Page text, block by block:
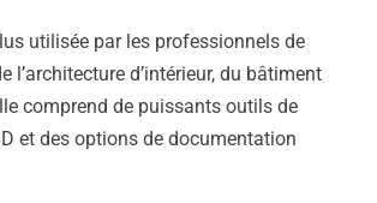
utilisée par les professionnels de
l’architecture d’intérieur, du bâtiment
comprend de puissants outils de
et des options de documentation